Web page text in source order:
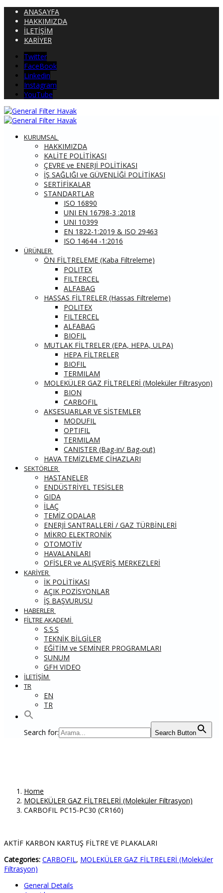
ANASAYFA
HAKKIMIZDA
İLETİŞİM
KARİYER
Twitter
FaceBook
Linkedin
Instagram
YouTube
KURUMSAL
HAKKIMIZDA
KALİTE POLİTİKASI
ÇEVRE ve ENERJİ POLİTİKASI
İŞ SAĞLIĞI ve GÜVENLİĞİ POLİTİKASI
SERTİFİKALAR
STANDARTLAR
ISO 16890
UNI EN 16798-3 :2018
UNI 10399
EN 1822-1:2019 & ISO 29463
ISO 14644 -1:2016
ÜRÜNLER
ÖN FİLTRELEME (Kaba Filtreleme)
POLITEX
FILTERCEL
ALFABAG
HASSAS FİLTRELER (Hassas Filtreleme)
POLITEX
FILTERCEL
ALFABAG
BIOFIL
MUTLAK FİLTRELER (EPA, HEPA, ULPA)
HEPA FİLTRELER
BIOFIL
TERMILAM
MOLEKÜLER GAZ FİLTRELERİ (Moleküler Filtrasyon)
BION
CARBOFIL
AKSESUARLAR VE SİSTEMLER
MODUFIL
OPTIFIL
TERMILAM
CANISTER (Bag-in/ Bag-out)
HAVA TEMİZLEME CİHAZLARI
SEKTÖRLER
HASTANELER
ENDÜSTRİYEL TESİSLER
GIDA
İLAÇ
TEMİZ ODALAR
ENERJİ SANTRALLERİ / GAZ TÜRBİNLERİ
MİKRO ELEKTRONİK
OTOMOTİV
HAVALANLARI
OFİSLER ve ALIŞVERİŞ MERKEZLERİ
KARİYER
İK POLİTİKASI
AÇIK POZİSYONLAR
İŞ BAŞVURUSU
HABERLER
FİLTRE AKADEMİ
S.S.S
TEKNİK BİLGİLER
EĞİTİM ve SEMİNER PROGRAMLARI
SUNUM
GFH VIDEO
İLETİŞİM
TR
EN
TR
Search for: Search Button
Home
MOLEKÜLER GAZ FİLTRELERİ (Moleküler Filtrasyon)
CARBOFIL PC15-PC30 (CR160)
AKTİF KARBON KARTUŞ FİLTRE VE PLAKALARI
Categories: CARBOFIL, MOLEKÜLER GAZ FİLTRELERİ (Moleküler
Filtrasyon)
General Details